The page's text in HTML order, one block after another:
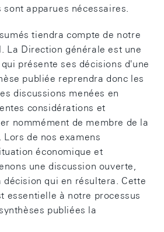
apparues nécessaires.
tiendra compte de notre
La Direction générale est une
présente ses décisions d'une
publiée reprendra donc les
discussions menées en
considérations et
nommément de membre de la
de nos examens
économique et
une discussion ouverte,
décision qui en résultera. Cette
essentielle à notre processus
publiées la